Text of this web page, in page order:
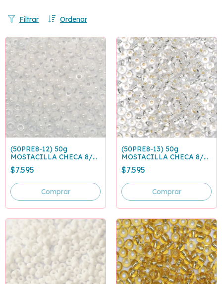
Ordenar
Filtrar
(50PRE8-12) 50g
MOSTACILLA CHECA 8/0
BLANCO PERLADO 46102
$7.595
(50PRE8-13) 50g
MOSTACILLA CHECA 8/0
PLATEADO 78102
$7.595